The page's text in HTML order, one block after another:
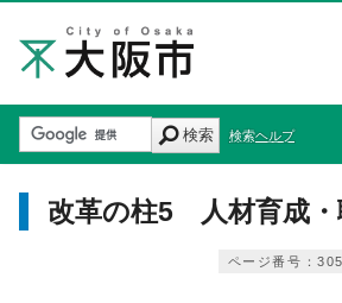
検索 検索ヘルプ
改革の柱5 人材育成・
ページ番号：